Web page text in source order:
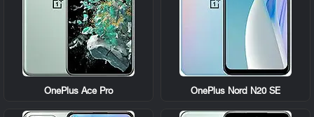
OnePlus Nord N20 SE
OnePlus Ace Pro